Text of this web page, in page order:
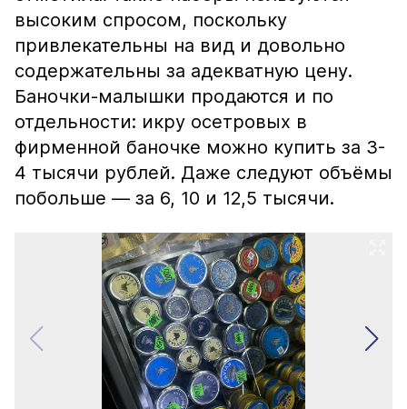
высоким спросом, поскольку
привлекательны на вид и довольно
содержательны за адекватную цену.
Баночки-малышки продаются и по
отдельности: икру осетровых в
фирменной баночке можно купить за 3-
4 тысячи рублей. Даже следуют объёмы
побольше — за 6, 10 и 12,5 тысячи.